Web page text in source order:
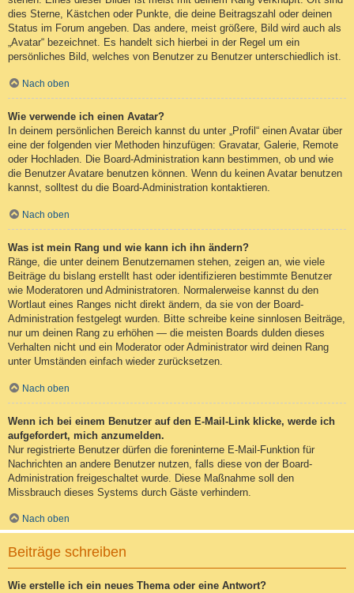
dies Sterne, Kästchen oder Punkte, die deine Beitragszahl oder deinen
Status im Forum angeben. Das andere, meist größere, Bild wird auch als
„Avatar“ bezeichnet. Es handelt sich hierbei in der Regel um ein
persönliches Bild, welches von Benutzer zu Benutzer unterschiedlich ist.
Nach oben
Wie verwende ich einen Avatar?
In deinem persönlichen Bereich kannst du unter „Profil“ einen Avatar über
eine der folgenden vier Methoden hinzufügen: Gravatar, Galerie, Remote
oder Hochladen. Die Board-Administration kann bestimmen, ob und wie
die Benutzer Avatare benutzen können. Wenn du keinen Avatar benutzen
kannst, solltest du die Board-Administration kontaktieren.
Nach oben
Was ist mein Rang und wie kann ich ihn ändern?
Ränge, die unter deinem Benutzernamen stehen, zeigen an, wie viele
Beiträge du bislang erstellt hast oder identifizieren bestimmte Benutzer
wie Moderatoren und Administratoren. Normalerweise kannst du den
Wortlaut eines Ranges nicht direkt ändern, da sie von der Board-
Administration festgelegt wurden. Bitte schreibe keine sinnlosen Beiträge,
nur um deinen Rang zu erhöhen — die meisten Boards dulden dieses
Verhalten nicht und ein Moderator oder Administrator wird deinen Rang
unter Umständen einfach wieder zurücksetzen.
Nach oben
Wenn ich bei einem Benutzer auf den E-Mail-Link klicke, werde ich
aufgefordert, mich anzumelden.
Nur registrierte Benutzer dürfen die foreninterne E-Mail-Funktion für
Nachrichten an andere Benutzer nutzen, falls diese von der Board-
Administration freigeschaltet wurde. Diese Maßnahme soll den
Missbrauch dieses Systems durch Gäste verhindern.
Nach oben
Beiträge schreiben
Wie erstelle ich ein neues Thema oder eine Antwort?